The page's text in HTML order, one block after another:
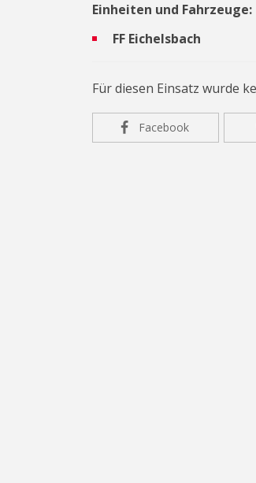
Einheiten und Fahrzeuge:
FF Eichelsbach
Für diesen Einsatz wurde
Facebook